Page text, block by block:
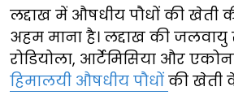
लद्दाख में औषधीय पौधों की खेती
अहम माना है। लद्दाख की जलवायु
रोडियोला, आर्टेमिसिया और
हिमालयी औषधीय पौधों की खेती